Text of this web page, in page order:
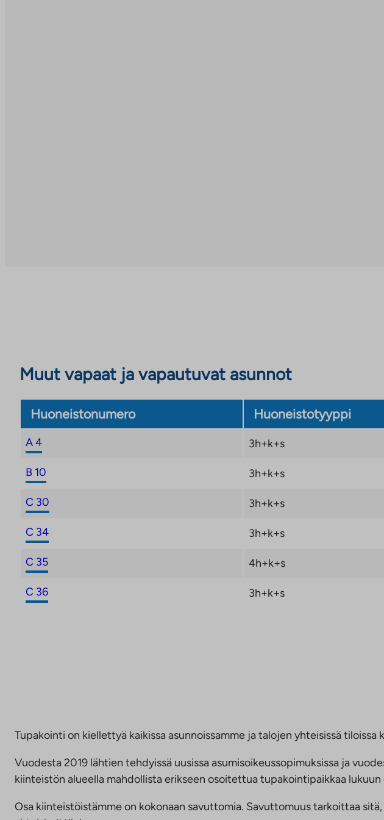
Muut vapaat ja vapautuvat asunnot
Huoneistonumero Huoneistotyyppi
A 4 3h+k+s
B 10 3h+k+s
C 30 3h+k+s
C 34 3h+k+s
C 35 4h+k+s
C 36 3h+k+s
Tupakointi on kiellettyä kaikissa asunnoissamme ja talojen yhteisissä
Vuodesta 2019 lähtien tehdyissä uusissa asumisoikeussopimuksissa ja
kiinteistön alueella mahdollista erikseen osoitettua tupakointipaikkaa
Osa kiinteistöistämme on kokonaan savuttomia. Savuttomuus tarkoittaa